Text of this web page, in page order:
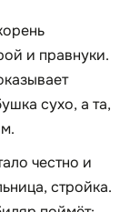
и правнуки.
сухо, а та,
.
честно и
стройка.